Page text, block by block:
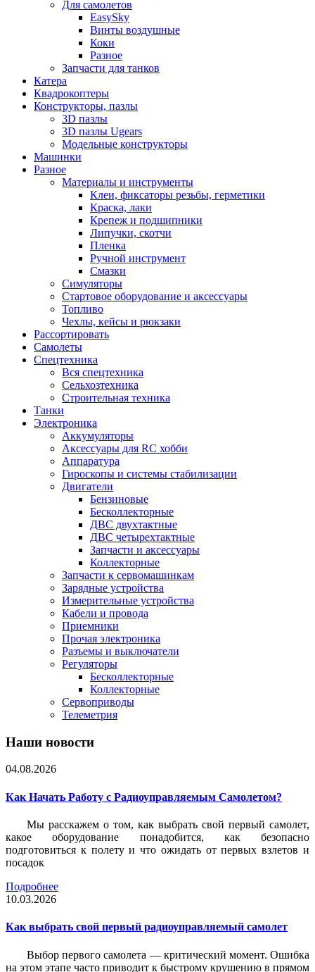
Для самолетов
EasySky
Винты воздушные
Коки
Разное
Запчасти для танков
Катера
Квадрокоптеры
Конструкторы, пазлы
3D пазлы
3D пазлы Ugears
Модельные конструкторы
Машинки
Разное
Материалы и инструменты
Клеи, фиксаторы резьбы, герметики
Краска, лаки
Крепеж и подшипники
Липучки, скотчи
Пленка
Ручной инструмент
Смазки
Симуляторы
Стартовое оборудование и аксессуары
Топливо
Чехлы, кейсы и рюкзаки
Рассортировать
Самолеты
Спецтехника
Вся спецтехника
Сельхозтехника
Строительная техника
Танки
Электроника
Аккумуляторы
Аксессуары для RC хобби
Аппаратура
Гироскопы и системы стабилизации
Двигатели
Бензиновые
Бесколлекторные
ДВС двухтактные
ДВС четырехтактные
Запчасти и аксессуары
Коллекторные
Запчасти к сервомашинкам
Зарядные устройства
Измерительные устройства
Кабели и провода
Приемники
Прочая электроника
Разъемы и выключатели
Регуляторы
Бесколлекторные
Коллекторные
Сервоприводы
Телеметрия
Наши новости
04.08.2026
Как Начать Работу с Радиоуправляемым Самолетом?
Мы расскажем о том, как выбрать свой первый самолет,
какое оборудование понадобится, как безопасно
подготовиться к полету и что ожидать от первых взлетов и
посадок
Подробнее
10.03.2026
Как выбрать свой первый радиоуправляемый самолет
Выбор первого самолета — критический момент. Ошибка
на этом этапе часто приводит к быстрому крушению в прямом